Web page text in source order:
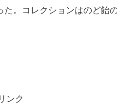
。コレクションはのど飴
ンク